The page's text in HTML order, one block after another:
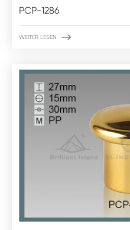
PCP-1286
WEITER LESEN 